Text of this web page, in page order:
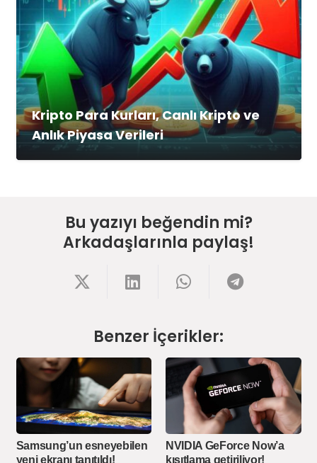
Kripto Para Kurları, Canlı Kripto ve
Anlık Piyasa Verileri
Bu yazıyı beğendin mi?
Arkadaşlarınla paylaş!
Benzer İçerikler:
Samsung’un esneyebilen
yeni ekranı tanıtıldı!
NVIDIA GeForce Now’a
kısıtlama getiriliyor!